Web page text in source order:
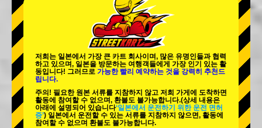
지점 변경
도쿄 시나가와 #1 도쿄 아키하바라#1
도쿄 아키하바라#2
도쿄 시부야 애넥스 도쿄 베이
도쿄 아사쿠사
오키나와
저희는 일본에서 가장 큰 카트 회사이며, 많은 유명인들과 협력
하고 있으며, 일본을 방문하는 여행객들에게 가장 인기 있는 활
동입니다! 그러므로 가능한 빨리 예약하는 것을 강력히 추천드
립니다.
주의! 필요한 원본 서류를 지참하지 않고 저희 가게에 도착하면
활동에 참여할 수 없으며, 환불도 불가능합니다.(상세 내용은
아래에 설명되어 있습니다‘일본에서 운전하기 위한 운전 면허
증’) 일본에서 운전할 수 있는 서류를 지참하지 않으면, 활동에
참여할 수 없으며 환불도 불가능합니다.